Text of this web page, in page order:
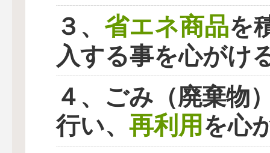
３、 省エネ商品を
入する事を心がけ
４、ごみ（廃棄物
行い、 再利用を心